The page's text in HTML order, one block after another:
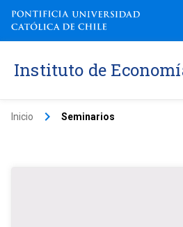
Instituto de
Inicio keyboard_arrow_right Seminarios